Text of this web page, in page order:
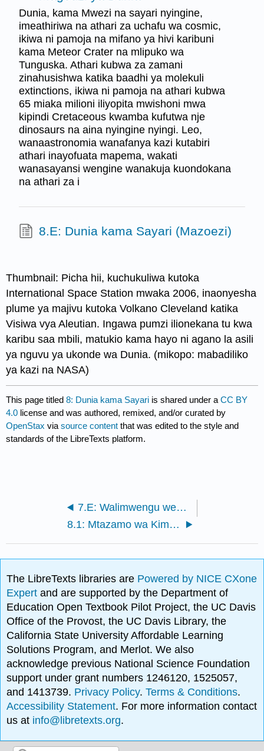
Dunia, kama Mwezi na sayari nyingine,
imeathiriwa na athari za uchafu wa cosmic,
ikiwa ni pamoja na mifano ya hivi karibuni
kama Meteor Crater na mlipuko wa
Tunguska. Athari kubwa za zamani
zinahusishwa katika baadhi ya molekuli
extinctions, ikiwa ni pamoja na athari kubwa
65 miaka milioni iliyopita mwishoni mwa
kipindi Cretaceous kwamba kufutwa nje
dinosaurs na aina nyingine nyingi. Leo,
wanaastronomia wanafanya kazi kutabiri
athari inayofuata mapema, wakati
wanasayansi wengine wanakuja kuondokana
na athari za i
8.E: Dunia kama Sayari (Mazoezi)
Thumbnail: Picha hii, kuchukuliwa kutoka
International Space Station mwaka 2006, inaonyesha
plume ya majivu kutoka Volkano Cleveland katika
Visiwa vya Aleutian. Ingawa pumzi ilionekana tu kwa
karibu saa mbili, matukio kama hayo ni agano la asili
ya nguvu ya ukonde wa Dunia. (mikopo: mabadiliko
ya kazi na NASA)
This page titled8: Dunia kama Sayari is shared under aCC BY
4.0 license and was authored, remixed, and/or curated by
OpenStax viasource content that was edited to the style and
standards of the LibreTexts platform.
7.E: Walimwengu wengine - Utangulizi wa Mfumo wa Jua (Mazoezi)
8.1: Mtazamo wa Kimataifa
The LibreTexts libraries are Powered by NICE CXone
Expertand are supported by the Department of
Education Open Textbook Pilot Project, the UC Davis
Office of the Provost, the UC Davis Library, the
California State University Affordable Learning
Solutions Program, and Merlot. We also
acknowledge previous National Science Foundation
support under grant numbers 1246120, 1525057,
and 1413739. Privacy Policy.Terms & Conditions.
Accessibility Statement. For more information contact
us at info@libretexts.org.